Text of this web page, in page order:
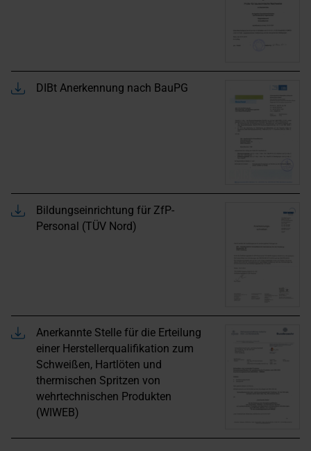
DIBt Anerkennung nach BauPG
Bildungseinrichtung für ZfP-
Personal (TÜV Nord)
Anerkannte Stelle für die Erteilung
einer Herstellerqualifikation zum
Schweißen, Hartlöten und
thermischen Spritzen von
wehrtechnischen Produkten
(WIWEB)